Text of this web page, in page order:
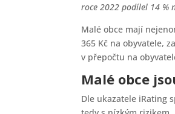
roce 2022 podílel 14 %
Malé obce mají
365 Kč na obyvatele,
v přepočtu na
Malé obce
Dle ukazatele iRating